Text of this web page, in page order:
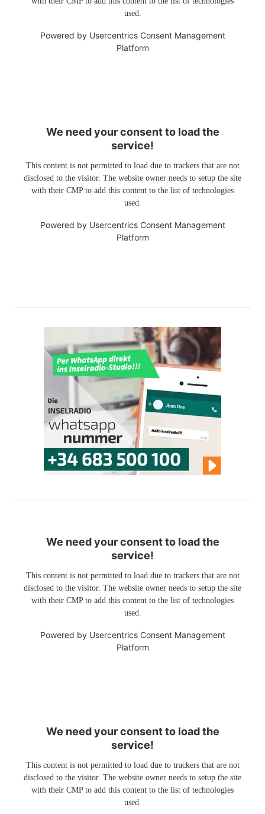
used.
Powered by Usercentrics Consent Management
Platform
We need your consent to load the
service!
This content is not permitted to load due to trackers that are not
disclosed to the visitor. The website owner needs to setup the site
with their CMP to add this content to the list of technologies
used.
Powered by Usercentrics Consent Management
Platform
We need your consent to load the
service!
This content is not permitted to load due to trackers that are not
disclosed to the visitor. The website owner needs to setup the site
with their CMP to add this content to the list of technologies
used.
Powered by Usercentrics Consent Management
Platform
We need your consent to load the
service!
This content is not permitted to load due to trackers that are not
disclosed to the visitor. The website owner needs to setup the site
with their CMP to add this content to the list of technologies
used.